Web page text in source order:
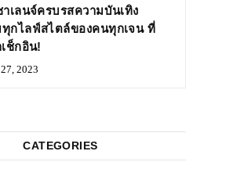
เลนจ์ครบรสความบันเทิง
ทุกไลฟ์สไตล์ของคนทุกเจน ที่
ช็กอิน!
2023
CATEGORIES